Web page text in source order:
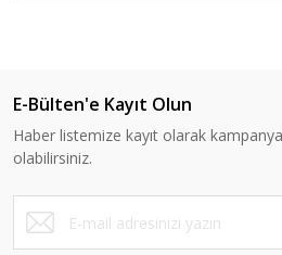
E-Bülten'e Kayıt Olun
Haber listemize kayıt olarak
olabilirsiniz.